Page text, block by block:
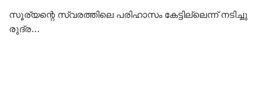
സൂര്യന്റെ സ്വരത്തിലെ പരിഹാസം കേട്ടില്ലെന്ന് നടിച്ചു
രുദ്ര…